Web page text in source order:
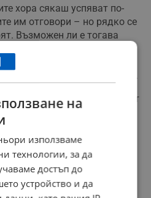
хора сякаш успяват по-
им отговори – но рядко се
Възможен ли е тогава
между тях и
ги управляват – та те
с тях един и същи език.
безнадеждно поразен от
а те няма да променят
кърпачи и такива ще си
мисля, че е уместно да
ни ще се оправят, едва
да им четат приказки за
на
използваме
технологии, за да
достъп до
устройство и да